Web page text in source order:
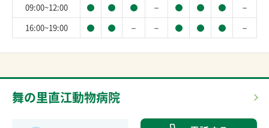
09:00~12:00 － －
16:00~19:00 － － －
舞の里直江動物病院